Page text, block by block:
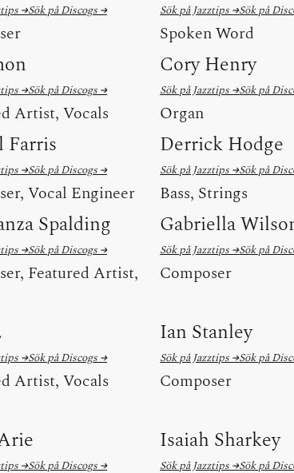
→Sök på Discogs → Sök på Jazztips →Sök på
Spoken Word
→Sök på Discogs →
Artist, Vocals
Cory Henry
Sök på Jazztips →Sök på
Organ
Farris
→Sök på Discogs →
Vocal Engineer
Derrick Hodge
Sök på Jazztips →Sök på
Bass, Strings
Spalding
→Sök på Discogs →
Featured Artist,
Gabriella
Sök på Jazztips →Sök på
Composer
→Sök på Discogs →
Artist, Vocals
Ian Stanley
Sök på Jazztips →Sök på
Composer
→Sök på Discogs →
Isaiah Sharkey
Sök på Jazztips →Sök på